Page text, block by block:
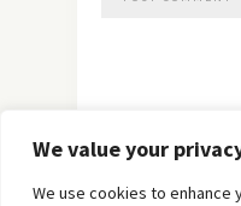
We value your
We use cookies to